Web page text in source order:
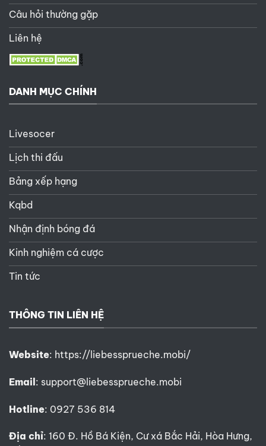
Câu hỏi thường gặp
Liên hệ
DANH MỤC CHÍNH
Livesocer
Lịch thi đấu
Bảng xếp hạng
Kqbd
Nhận định bóng đá
Kinh nghiệm cá cược
Tin tức
THÔNG TIN LIÊN HỆ
Website: https://liebessprueche.mobi/
Email: support@liebessprueche.mobi
Hotline: 0927 536 814
Địa chỉ: 160 Đ. Hồ Bá Kiện, Cư xá Bắc Hải, Hòa Hưng,